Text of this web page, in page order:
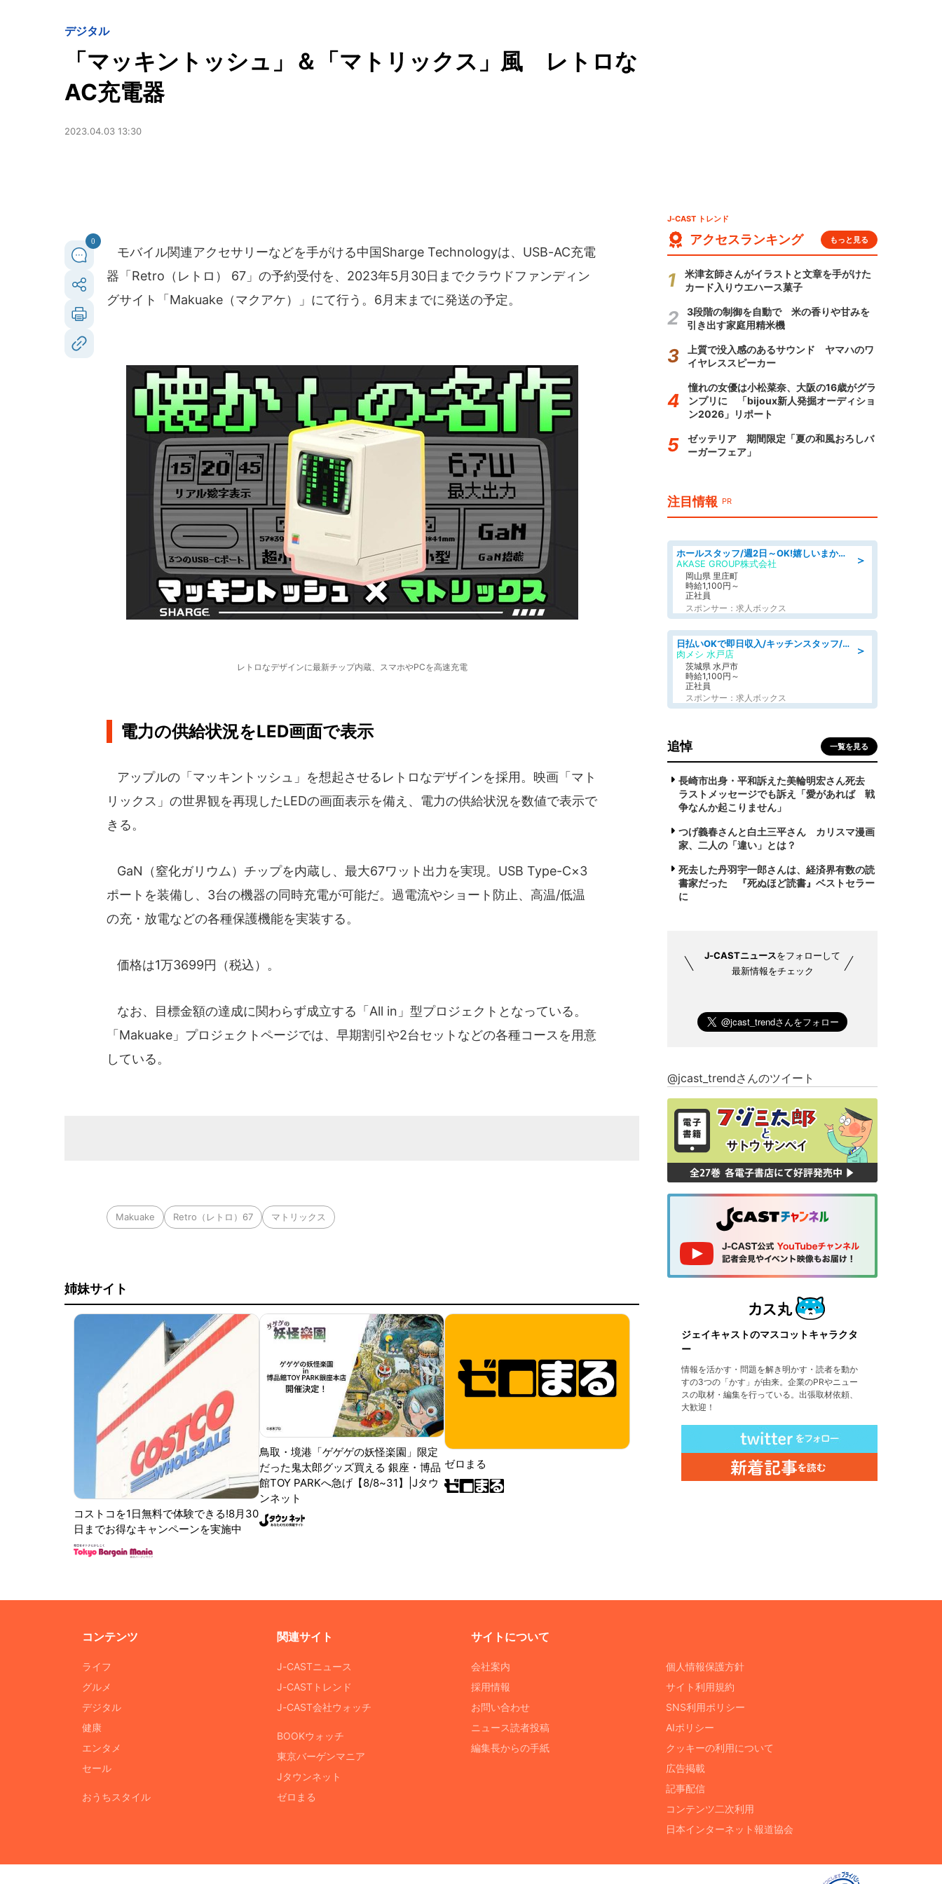
デジタル
「マッキントッシュ」＆「マトリックス」風 レトロな
AC充電器
2023.04.03 13:30
0
モバイル関連アクセサリーなどを手がける中国Sharge Technologyは、USB-AC充電
器「Retro（レトロ） 67」の予約受付を、2023年5月30日までクラウドファンディン
グサイト「Makuake（マクアケ）」にて行う。6月末までに発送の予定。
レトロなデザインに最新チップ内蔵、スマホやPCを高速充電
電力の供給状況をLED画面で表示
アップルの「マッキントッシュ」を想起させるレトロなデザインを採用。映画「マト
リックス」の世界観を再現したLEDの画面表示を備え、電力の供給状況を数値で表示で
きる。
GaN（窒化ガリウム）チップを内蔵し、最大67ワット出力を実現。USB Type-C×3
ポートを装備し、3台の機器の同時充電が可能だ。過電流やショート防止、高温/低温
の充・放電などの各種保護機能を実装する。
価格は1万3699円（税込）。
なお、目標金額の達成に関わらず成立する「All in」型プロジェクトとなっている。
「Makuake」プロジェクトページでは、早期割引や2台セットなどの各種コースを用意
している。
Makuake Retro（レトロ）67 マトリックス
姉妹サイト
コストコを1日無料で体験できる!8月30
日までお得なキャンペーンを実施中
鳥取・境港「ゲゲゲの妖怪楽園」限定
だった鬼太郎グッズ買える 銀座・博品
館TOY PARKへ急げ【8/8~31】|Jタウ
ンネット
ゼロまる
J-CAST トレンド
アクセスランキング もっと見る
米津玄師さんがイラストと文章を手がけた
カード入りウエハース菓子
3段階の制御を自動で 米の香りや甘みを
引き出す家庭用精米機
上質で没入感のあるサウンド ヤマハのワ
イヤレススピーカー
憧れの女優は小松菜奈、大阪の16歳がグラ
ンプリに 「bijoux新人発掘オーディショ
ン2026」リポート
ゼッテリア 期間限定「夏の和風おろしバ
ーガーフェア」
注目情報 PR
＞
ホールスタッフ/週2日～OK!嬉しいまかない付き/岡山県/浅口郡里庄町
AKASE GROUP株式会社
岡山県 里庄町
時給1,100円～
正社員
スポンサー：求人ボックス
＞
日払いOKで即日収入/キッチンスタッフ/デリバリー業務など、自己成長可能な幅広い仕事に挑戦!髪型自由&ピアス・ネイルOK/茨城県/水戸市
肉メシ 水戸店
茨城県 水戸市
時給1,100円～
正社員
スポンサー：求人ボックス
追悼 一覧を見る
長崎市出身・平和訴えた美輪明宏さん死去
ラストメッセージでも訴え「愛があれば 戦
争なんか起こりません」
つげ義春さんと白土三平さん カリスマ漫画
家、二人の「違い」とは？
死去した丹羽宇一郎さんは、経済界有数の読
書家だった 『死ぬほど読書』ベストセラー
に
J-CASTニュースをフォローして
最新情報をチェック
@jcast_trendさんのツイート
ジェイキャストのマスコットキャラクタ
ー
情報を活かす・問題を解き明かす・読者を動か
すの3つの「かす」が由来。企業のPRやニュー
スの取材・編集を行っている。出張取材依頼、
大歓迎！
コンテンツ
ライフ
グルメ
デジタル
健康
エンタメ
セール
おうちスタイル
関連サイト
J-CASTニュース
J-CASTトレンド
J-CAST会社ウォッチ
BOOKウォッチ
東京バーゲンマニア
Jタウンネット
ゼロまる
サイトについて
会社案内
採用情報
お問い合わせ
ニュース読者投稿
編集長からの手紙
個人情報保護方針
サイト利用規約
SNS利用ポリシー
AIポリシー
クッキーの利用について
広告掲載
記事配信
コンテンツ二次利用
日本インターネット報道協会